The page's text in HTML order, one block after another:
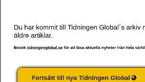
Du har kommit till Tidningen Global´s arkiv
äldre artiklar.
Besök tidningenglobal.se för att läsa aktuella nyheter från hela
Fortsätt till nya Tidningen Global